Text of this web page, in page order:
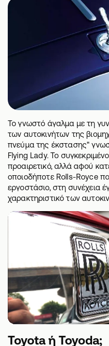
Το γνωστό άγαλμα με τη
των αυτοκινήτων της
πνεύμα της έκστασης"
Flying Lady. Το
προαιρετικό, αλλά αφού
οποιοδήποτε Rolls-Royce
εργοστάσιο, στη συνέχεια
χαρακτηριστικό των
Toyota ή Toyoda;